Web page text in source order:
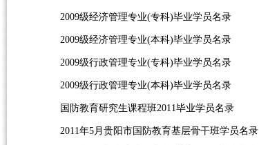
2009级经济管理专业(专科)毕业学员名录
2009级经济管理专业(本科)毕业学员名录
2009级行政管理专业(专科)毕业学员名录
2009级行政管理专业(本科)毕业学员名录
国防教育研究生课程班2011毕业学员名录
2011年5月贵阳市国防教育基层骨干班学员名录